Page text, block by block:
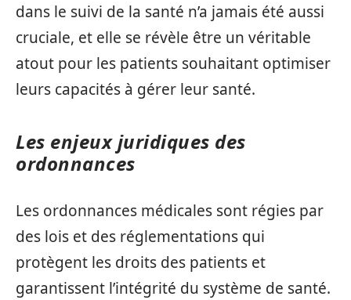
dans le suivi de la santé n’a jamais été aussi
cruciale, et elle se révèle être un véritable
atout pour les patients souhaitant optimiser
leurs capacités à gérer leur santé.
Les enjeux juridiques des
ordonnances
Les ordonnances médicales sont régies par
des lois et des réglementations qui
protègent les droits des patients et
garantissent l’intégrité du système de santé.